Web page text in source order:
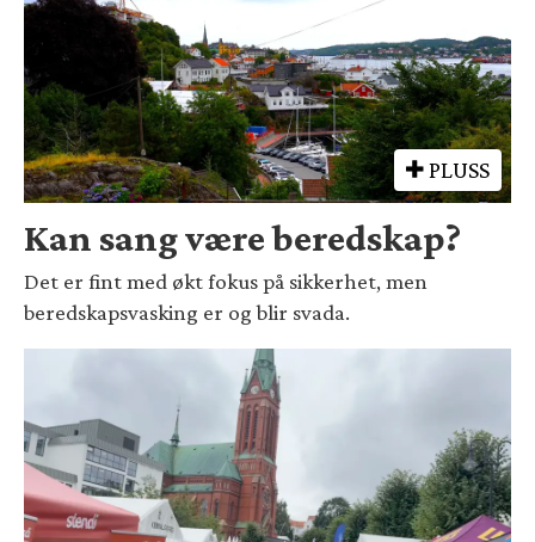
PLUSS
Kan sang være beredskap?
Det er fint med økt fokus på sikkerhet, men
beredskapsvasking er og blir svada.